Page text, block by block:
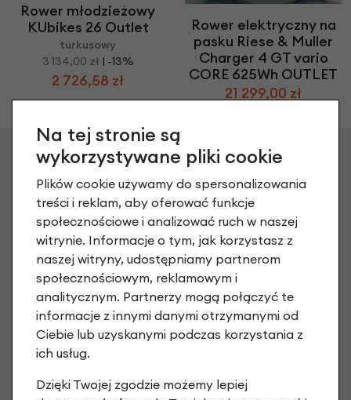
Rower młodzieżowy
KUbikes 26 Outlet
turkusowy
3 134,00 zł | -13%
2 726,58 zł
Rower elektryczny na
pasku Riese & Muller
Charger 4 GT vario
CORE 625Wh OUTLET
21 299,00 zł
Zgarnij 20 zł na pierwsze
zakupy
Zapisz się do newslettera, aby otrzymać Kod na zakup
powyżej 199 PLN oraz informacje o nowościach i promocjach
podaj swój adres e-mail
Możesz zrezygnować w każdej chwili. W tym celu przeczytaj politykę prywatności
Na tej stronie są
wykorzystywane pliki cookie
Plików cookie używamy do spersonalizowania
treści i reklam, aby oferować funkcje
społecznościowe i analizować ruch w naszej
witrynie. Informacje o tym, jak korzystasz z
naszej witryny, udostępniamy partnerom
społecznościowym, reklamowym i
analitycznym. Partnerzy mogą połączyć te
informacje z innymi danymi otrzymanymi od
Ciebie lub uzyskanymi podczas korzystania z
ich usług.
Dzięki Twojej zgodzie możemy lepiej